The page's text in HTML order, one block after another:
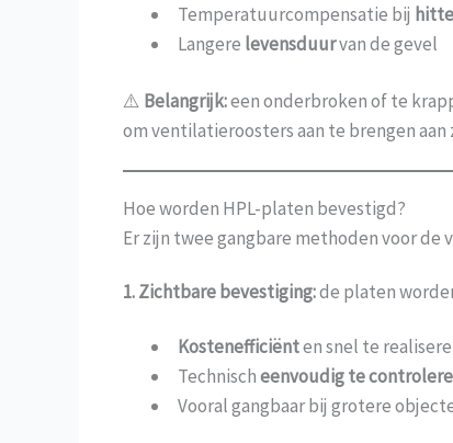
Temperatuurcompensatie bij
Langere levensduurvan de gevel
⚠️ Belangrijk:een onderbroken of te
om ventilatieroosters aan te brengen
Hoe worden HPL-platen bevestigd?
Er zijn twee gangbare methoden voor de
1. Zichtbare bevestiging:de platen
Kostenefficiënten snel te
Technischeenvoudig te
Vooral gangbaar bij grotere